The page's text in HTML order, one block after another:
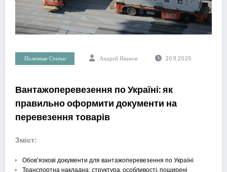
Полезные Статьи Андрей Иванов 20.11.2025
Вантажоперевезення по Україні: як
правильно оформити документи на
перевезення товарів
Зміст:
Обов’язкові документи для вантажоперевезення по Україні
Транспортна накладна: структура, особливості, поширені